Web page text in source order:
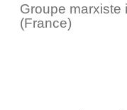
Groupe marxiste
(France)